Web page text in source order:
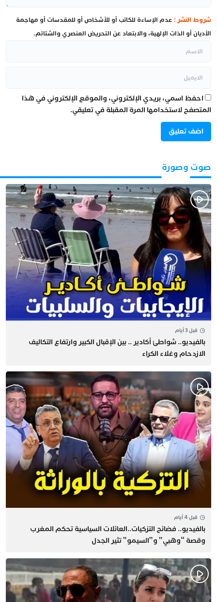
شروط النشر : عدم الإساءة للكاتب أو للأشخاص أو للمقدسات أو مهاجمة
الأديان أو الذات الإلهية، والابتعاد عن التحريض العنصري والشتائم.
احفظ اسمي، بريدي الإلكتروني، والموقع الإلكتروني في هذا
المتصفح لاستخدامها المرة المقبلة في تعليقي.
صوت وصورة
قبل 3 أيام
بالفيديو.. شواطئ أكادير .. بين الإقبال الكبير وارتفاع التكاليف
الازدحام وغلاء الكراء
قبل 4 أيام
بالفيديو.. فضائح التزكيات..العائلات السياسية تحكم المغرب
وقصة “وهبي” و”السيمو” تثير الجدل